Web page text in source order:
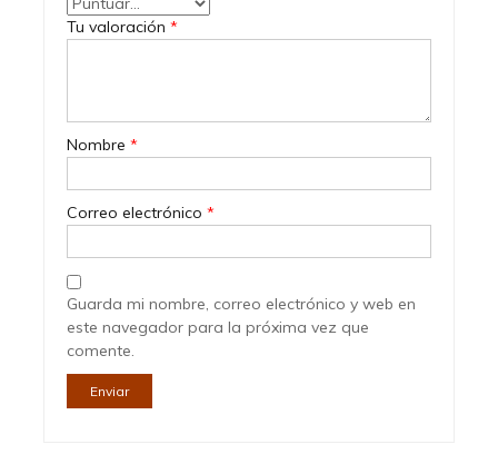
Tu valoración *
Nombre *
Correo electrónico *
Guarda mi nombre, correo electrónico y web en
este navegador para la próxima vez que
comente.